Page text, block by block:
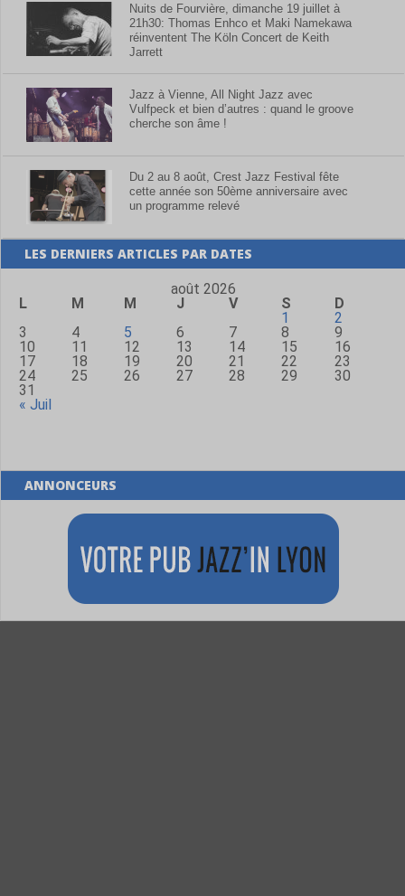
Nuits de Fourvière, dimanche 19 juillet à
21h30: Thomas Enhco et Maki Namekawa
réinventent The Köln Concert de Keith
Jarrett
Jazz à Vienne, All Night Jazz avec
Vulfpeck et bien d’autres : quand le groove
cherche son âme !
Du 2 au 8 août, Crest Jazz Festival fête
cette année son 50ème anniversaire avec
un programme relevé
LES DERNIERS ARTICLES PAR DATES
août 2026
L
M M J V S
D
1
2
3
4 5 6 7 8
9
10
11 12 13 14 15
16
17
18 19 20 21 22
23
24
25 26 27 28 29
30
31
« Juil
ANNONCEURS